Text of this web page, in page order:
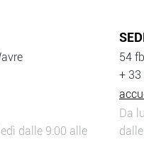
dalle 9:00 alle
54
+ 33
Da